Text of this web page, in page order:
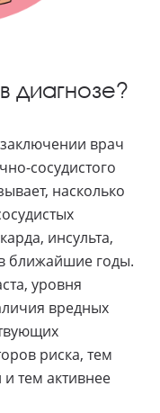
диагнозе?
врач
сосудистого
насколько
инсульта,
ближайшие годы.
уровня
вредных
риска, тем
тем активнее